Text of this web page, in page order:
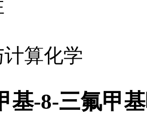
算化学
基-8-三氟甲